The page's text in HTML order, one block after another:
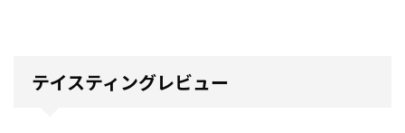
テイスティングレビュー